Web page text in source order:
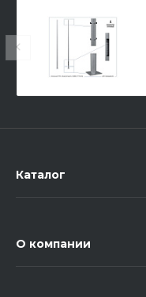
Каталог
О компании